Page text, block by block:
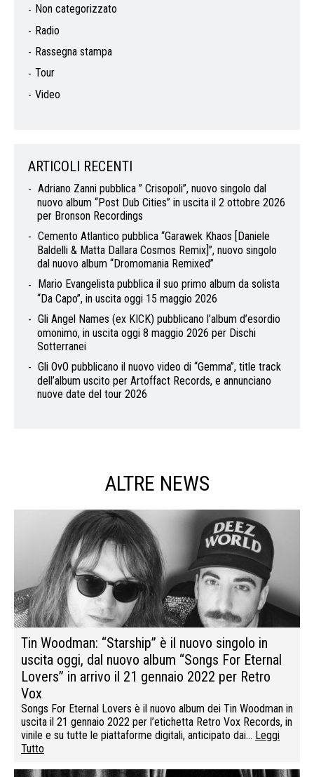
Non categorizzato
Radio
Rassegna stampa
Tour
Video
ARTICOLI RECENTI
Adriano Zanni pubblica ” Crisopoli”, nuovo singolo dal
nuovo album “Post Dub Cities” in uscita il 2 ottobre 2026
per Bronson Recordings
Cemento Atlantico pubblica “Garawek Khaos [Daniele
Baldelli & Matta Dallara Cosmos Remix]”, nuovo singolo
dal nuovo album “Dromomania Remixed”
Mario Evangelista pubblica il suo primo album da solista
“Da Capo”, in uscita oggi 15 maggio 2026
Gli Angel Names (ex KICK) pubblicano l’album d’esordio
omonimo, in uscita oggi 8 maggio 2026 per Dischi
Sotterranei
Gli OvO pubblicano il nuovo video di “Gemma”, title track
dell’album uscito per Artoffact Records, e annunciano
nuove date del tour 2026
ALTRE NEWS
Tin Woodman: “Starship” è il nuovo singolo in
uscita oggi, dal nuovo album “Songs For Eternal
Lovers” in arrivo il 21 gennaio 2022 per Retro
Vox
Songs For Eternal Lovers è il nuovo album dei Tin Woodman in
uscita il 21 gennaio 2022 per l’etichetta Retro Vox Records, in
vinile e su tutte le piattaforme digitali, anticipato dai… Leggi
Tutto